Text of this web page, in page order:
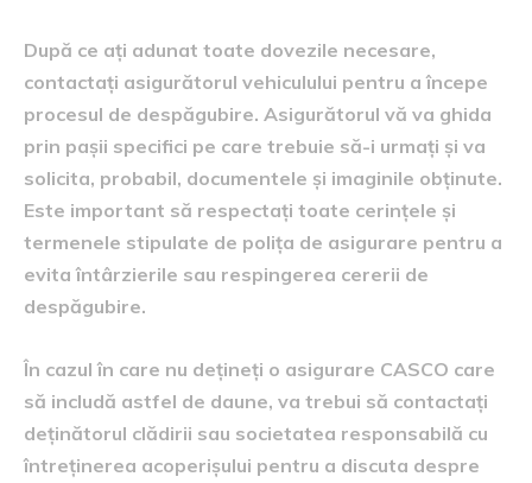
După ce ați adunat toate dovezile necesare,
contactați asigurătorul vehiculului pentru a începe
procesul de despăgubire. Asigurătorul vă va ghida
prin pașii specifici pe care trebuie să-i urmați și va
solicita, probabil, documentele și imaginile obținute.
Este important să respectați toate cerințele și
termenele stipulate de polița de asigurare pentru a
evita întârzierile sau respingerea cererii de
despăgubire.
În cazul în care nu dețineți o asigurare CASCO care
să includă astfel de daune, va trebui să contactați
deținătorul clădirii sau societatea responsabilă cu
întreținerea acoperișului pentru a discuta despre